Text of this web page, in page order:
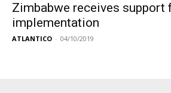
Zimbabwe receives support
implementation
ATLANTICO - 04/10/2019